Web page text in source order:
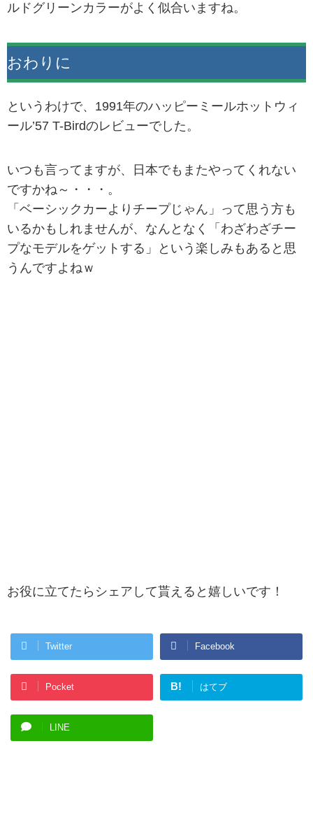
ルドグリーンカラーがよく似合いますね。
おわりに
というわけで、1991年のハッピーミールホットウィ
ール’57 T-Birdのレビューでした。
いつも言ってますが、日本でもまたやってくれない
ですかね～・・・。
「ベーシックカーよりチープじゃん」って思う方も
いるかもしれませんが、なんとなく「わざわざチー
プなモデルをゲットする」という楽しみもあると思
うんですよねｗ
お役に立てたらシェアして貰えると嬉しいです！
Twitter Facebook
Pocket B! はてブ
LINE